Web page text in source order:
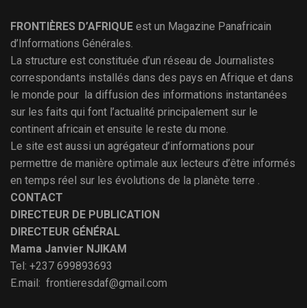
FRONTIÈRES D’AFRIQUE est un Magazine Panafricain
d’Informations Générales.
La structure est constituée d’un réseau de Journalistes
correspondants installés dans des pays en Afrique et dans
le monde pour la diffusion des informations instantanées
sur les faits qui font l’actualité principalement sur le
continent africain et ensuite le reste du mone.
Le site est aussi un agrégateur d’informations pour
permettre de manière optimale aux lecteurs d’être informés
en temps réel sur les évolutions de la planète terre .
CONTACT
DIRECTEUR DE PUBLICATION
DIRECTEUR GÉNÉRAL
Mama Janvier NJIKAM
Tel: +237 699893693
E.mail: frontieresdaf@gmail.com